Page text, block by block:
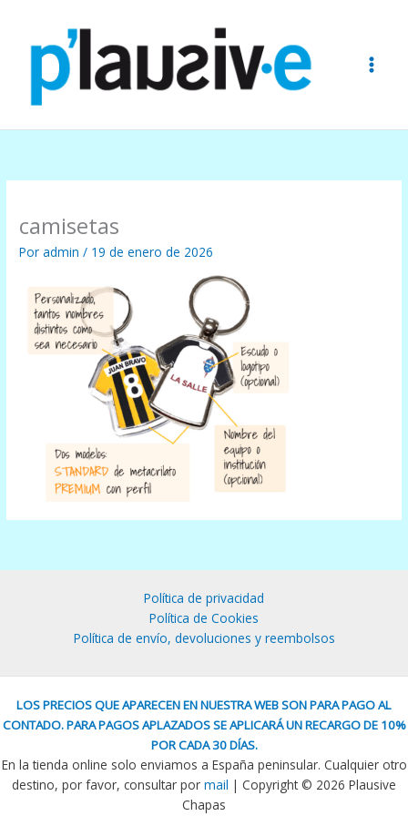
contenido
camisetas
Poradmin/ 19 de enero de 2026
Política de privacidad
Política de Cookies
Política de envío, devoluciones y reembolsos
LOS PRECIOS QUE APARECEN EN NUESTRA WEB SON PARA PAGO AL
CONTADO. PARA PAGOS APLAZADOS SE APLICARÁ UN RECARGO DE 10%
POR CADA 30 DÍAS.
En la tienda online solo enviamos a España peninsular. Cualquier otro
destino, por favor, consultar por mail | Copyright © 2026 Plausive
Chapas